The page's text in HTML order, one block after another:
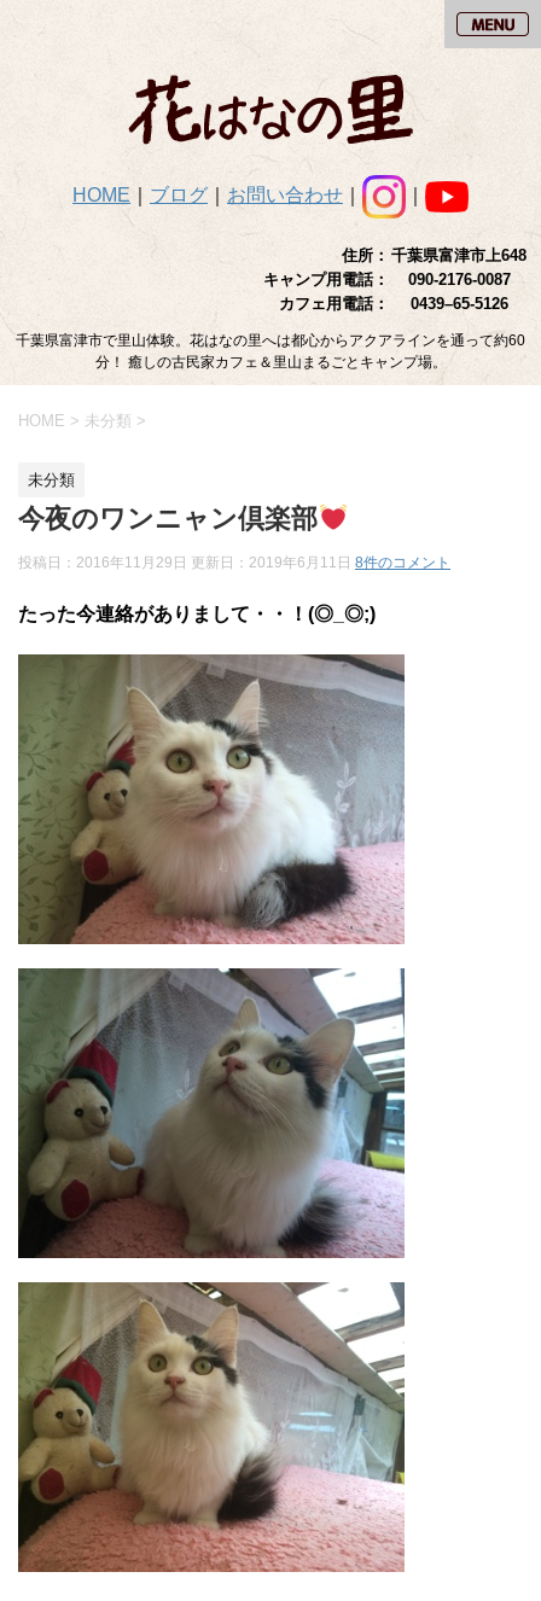
HOME ブログ お問い合わせ
住所： 千葉県富津市上648
キャンプ用電話：
090-2176-0087
カフェ用電話：
0439–65-5126
千葉県富津市で里山体験。花はなの里へは都心からアクアラインを通って約60
分！ 癒しの古民家カフェ＆里山まるごとキャンプ場。
HOME > 未分類 >
未分類
今夜のワンニャン倶楽部
投稿日：2016年11月29日 更新日： 2019年6月11日 8件のコメント
たった今連絡がありまして・・！(◎_◎;)